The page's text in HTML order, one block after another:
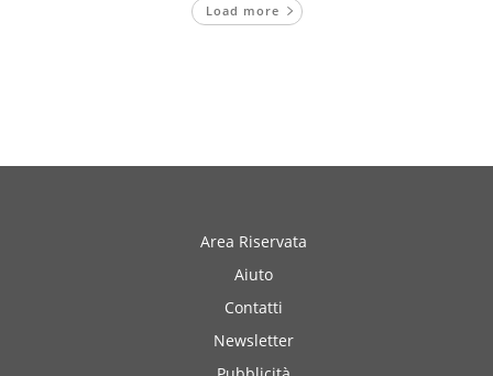
Load more
Area Riservata
Aiuto
Contatti
Newsletter